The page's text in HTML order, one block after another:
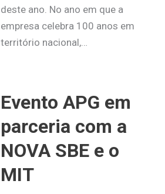
deste ano. No ano em que a
empresa celebra 100 anos em
território nacional,…
Evento APG em
parceria com a
NOVA SBE e o
MIT